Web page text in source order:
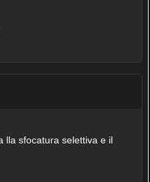
lla sfocatura selettiva e il